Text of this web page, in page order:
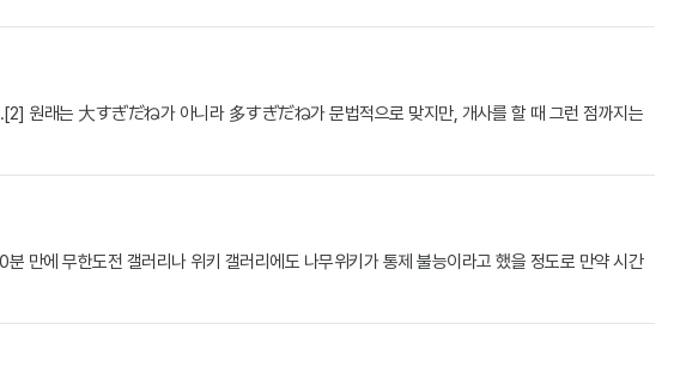
원래는 大すぎだね가 아니라 多すぎだね가 문법적으로 맞지만, 개사를 할 때 그런 점까지는
만에 무한도전 갤러리나 위키 갤러리에도 나무위키가 통제 불능이라고 했을 정도로 만약 시간